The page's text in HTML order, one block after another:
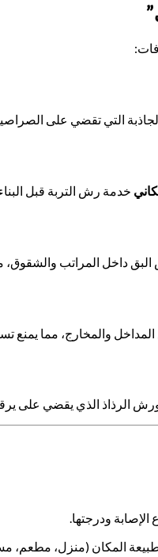
خدمة رش التربة قبل
والمخارج، مما يمنع
الرذاذ الذي يقضي على
ودرجتها.
طبيعة المكان (منزل،